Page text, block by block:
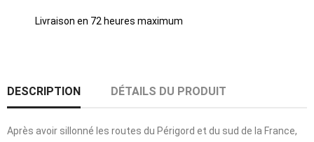
Livraison en 72 heures maximum
DESCRIPTION DÉTAILS DU PRODUIT
Après avoir sillonné les routes du Périgord et du sud de la France,